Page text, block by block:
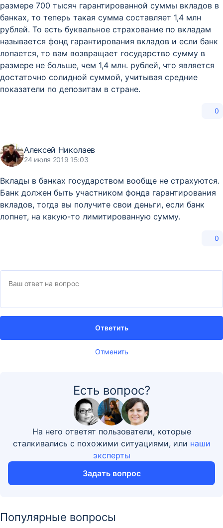
размере 700 тысяч гарантированной суммы вкладов в
банках, то теперь такая сумма составляет 1,4 млн
рублей. То есть буквальное страхование по вкладам
называется фонд гарантирования вкладов и если банк
лопается, то вам возвращает государство сумму в
размере не больше, чем 1,4 млн. рублей, что является
достаточно солидной суммой, учитывая средние
показатели по депозитам в стране.
0
Алексей Николаев
24 июля 2019 15:03
Вклады в банках государством вообще не страхуются.
Банк должен быть участником фонда гарантирования
вкладов, тогда вы получите свои деньги, если банк
лопнет, на какую-то лимитированную сумму.
0
Отменить
Ответить
Есть вопрос?
На него ответят пользователи, которые
сталкивались с похожими ситуациями, или наши
эксперты
Задать вопрос
Популярные вопросы